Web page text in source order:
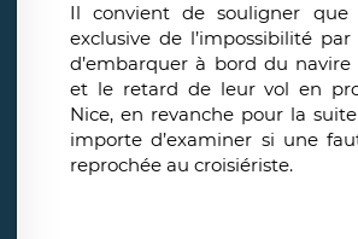
Il convient de souligner que
exclusive de l’impossibilité
d’embarquer à bord du navire
et le retard de leur vol en
Nice, en revanche pour la
importe d’examiner si une
reprochée au croisiériste.